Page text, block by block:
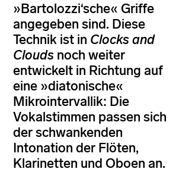
»Bartolozzi‘sche« Griffe
angegeben sind. Diese
Technik ist in Clocks and
Clouds noch weiter
entwickelt in Richtung auf
eine »diatonische«
Mikrointervallik: Die
Vokalstimmen passen sich
der schwankenden
Intonation der Flöten,
Klarinetten und Oboen an.